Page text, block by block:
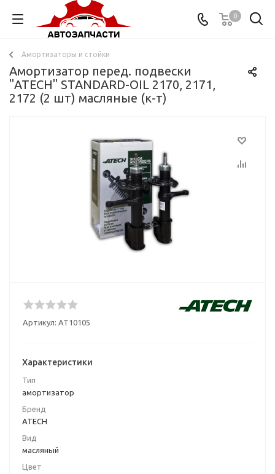
0
Амортизаторы и стойки
Амортизатор перед. подвески
"ATECH" STANDARD-OIL 2170, 2171,
2172 (2 шт) масляные (к-т)
Артикул: AT10105
Характеристики
Тип
амортизатор
Бренд
ATECH
Вид
масляный
Цвет